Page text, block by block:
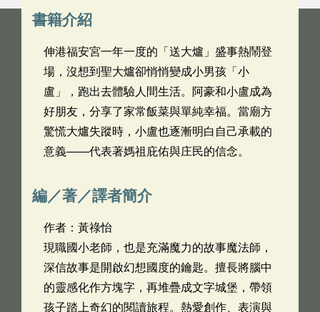
書籍介紹
伸港福安宮一年一度的「送大爐」盛事熱鬧登
場，沒想到聖大爐卻悄悄變成小男孩「小
盧」，跑出去體驗人間生活。阿豪和小盧成為
好朋友，分享了家常飯菜與單純幸福。當廟方
驚慌大爐失蹤時，小盧也逐漸明白自己承載的
意義——代表著媽祖庇佑與庄民的信念。
編／著／譯者簡介
作者：黃祿怡
現職國小老師，也是充滿魔力的故事魔法師，
深信故事是開啟幻想國度的鑰匙。擅長將腦中
的靈感化作方塊字，再堆疊成文字城堡，帶領
孩子踏上奇幻的閱讀旅程。熱愛創作、表演與